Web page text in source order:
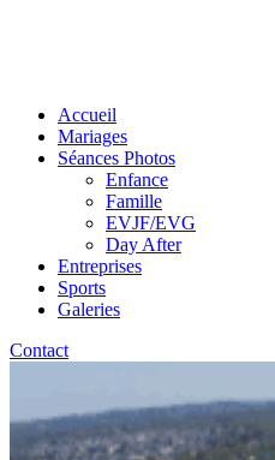
Accueil
Mariages
Séances Photos
Enfance
Famille
EVJF/EVG
Day After
Entreprises
Sports
Galeries
Contact